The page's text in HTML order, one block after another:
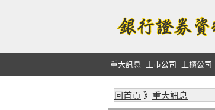
重大訊息 上市公司 上櫃公司
回首頁 》 重大訊息